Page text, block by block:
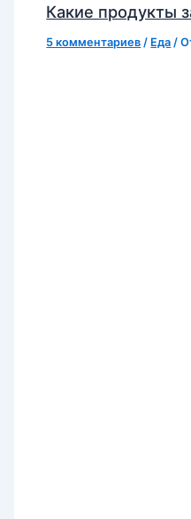
Какие продукты
5 комментариев / Еда /